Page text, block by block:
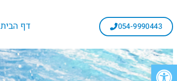
פתח סרגל נגישות
054-9990443 דף הבית